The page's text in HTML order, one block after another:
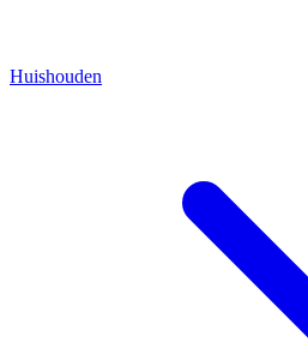
Huishouden